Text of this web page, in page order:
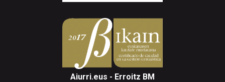
Aiurri.eus - Erroitz BM